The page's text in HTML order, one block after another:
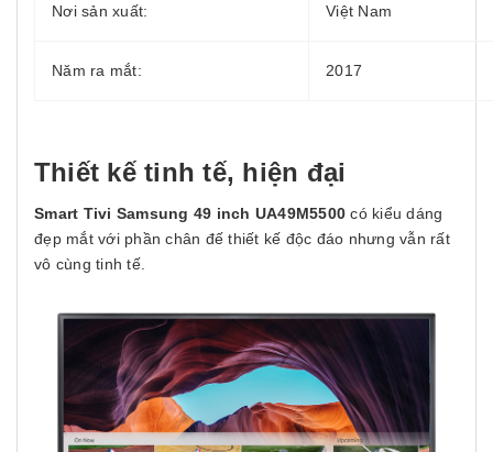
Nơi sản xuất: Việt Nam
Năm ra mắt: 2017
Thiết kế tinh tế, hiện đại
Smart Tivi Samsung 49 inch UA49M5500 có kiểu dáng
đẹp mắt với phần chân đế thiết kế độc đáo nhưng vẫn rất
vô cùng tinh tế.